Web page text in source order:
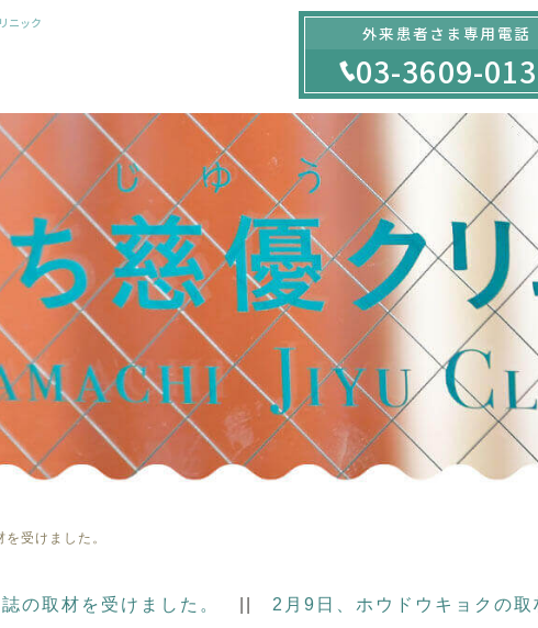
ニック 外来患者さま専用電話
03-3609-
受けました。
の取材を受けました。 2月9日、ホウドウキョクの取